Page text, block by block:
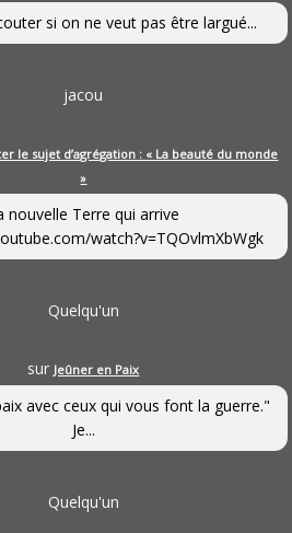
si on ne veut pas être largué...
jacou
le sujet d’agrégation : « La beauté du monde
»
nouvelle Terre qui arrive
watch?v=TQOvlmXbWgk
Quelqu'un
sur Jeûner en Paix
avec ceux qui vous font la guerre."
Je...
Quelqu'un